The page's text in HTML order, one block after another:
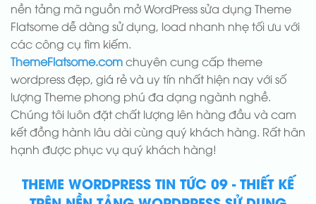
nền tảng mã nguồn mở WordPress sửa dụng Theme
Flatsome dễ dàng sử dụng, load nhanh nhẹ tối ưu với
các công cụ tìm kiếm.
ThemeFlatsome.comchuyên cung cấp theme
wordpress đẹp, giá rẻ và uy tín nhất hiện nay với số
lượng Theme phong phú đa dạng ngành nghề.
Chúng tôi luôn đặt chất lượng lên hàng đầu và cam
kết đồng hành lâu dài cùng quý khách hàng. Rất hân
hạnh được phục vụ quý khách hàng!
THEME WORDPRESS TIN TỨC 09 - THIẾT KẾ